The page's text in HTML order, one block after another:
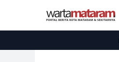
content